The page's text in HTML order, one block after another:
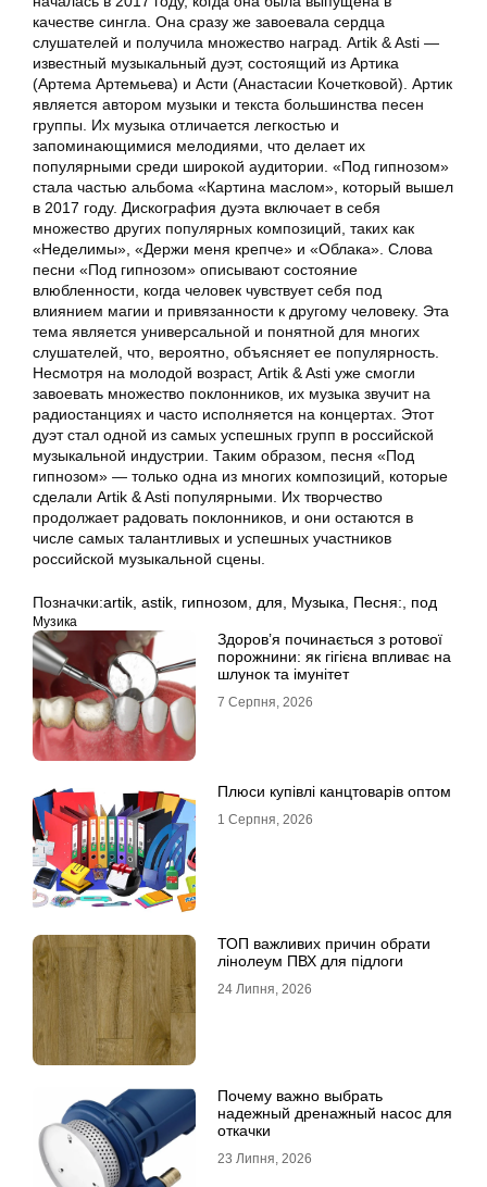
качестве сингла. Она сразу же завоевала сердца
слушателей и получила множество наград. Artik & Asti —
известный музыкальный дуэт, состоящий из Артика
(Артема Артемьева) и Асти (Анастасии Кочетковой). Артик
является автором музыки и текста большинства песен
группы. Их музыка отличается легкостью и
запоминающимися мелодиями, что делает их
популярными среди широкой аудитории. «Под гипнозом»
стала частью альбома «Картина маслом», который вышел
в 2017 году. Дискография дуэта включает в себя
множество других популярных композиций, таких как
«Неделимы», «Держи меня крепче» и «Облака». Слова
песни «Под гипнозом» описывают состояние
влюбленности, когда человек чувствует себя под
влиянием магии и привязанности к другому человеку. Эта
тема является универсальной и понятной для многих
слушателей, что, вероятно, объясняет ее популярность.
Несмотря на молодой возраст, Artik & Asti уже смогли
завоевать множество поклонников, их музыка звучит на
радиостанциях и часто исполняется на концертах. Этот
дуэт стал одной из самых успешных групп в российской
музыкальной индустрии. Таким образом, песня «Под
гипнозом» — только одна из многих композиций, которые
сделали Artik & Asti популярными. Их творчество
продолжает радовать поклонников, и они остаются в
числе самых талантливых и успешных участников
российской музыкальной сцены.
Позначки:artik, astik, гипнозом, для, Музыка, Песня:, под
Музика
Здоров’я починається з ротової
порожнини: як гігієна впливає на
шлунок та імунітет
7 Серпня, 2026
Плюси купівлі канцтоварів оптом
1 Серпня, 2026
ТОП важливих причин обрати
лінолеум ПВХ для підлоги
24 Липня, 2026
Почему важно выбрать
надежный дренажный насос для
откачки
23 Липня, 2026